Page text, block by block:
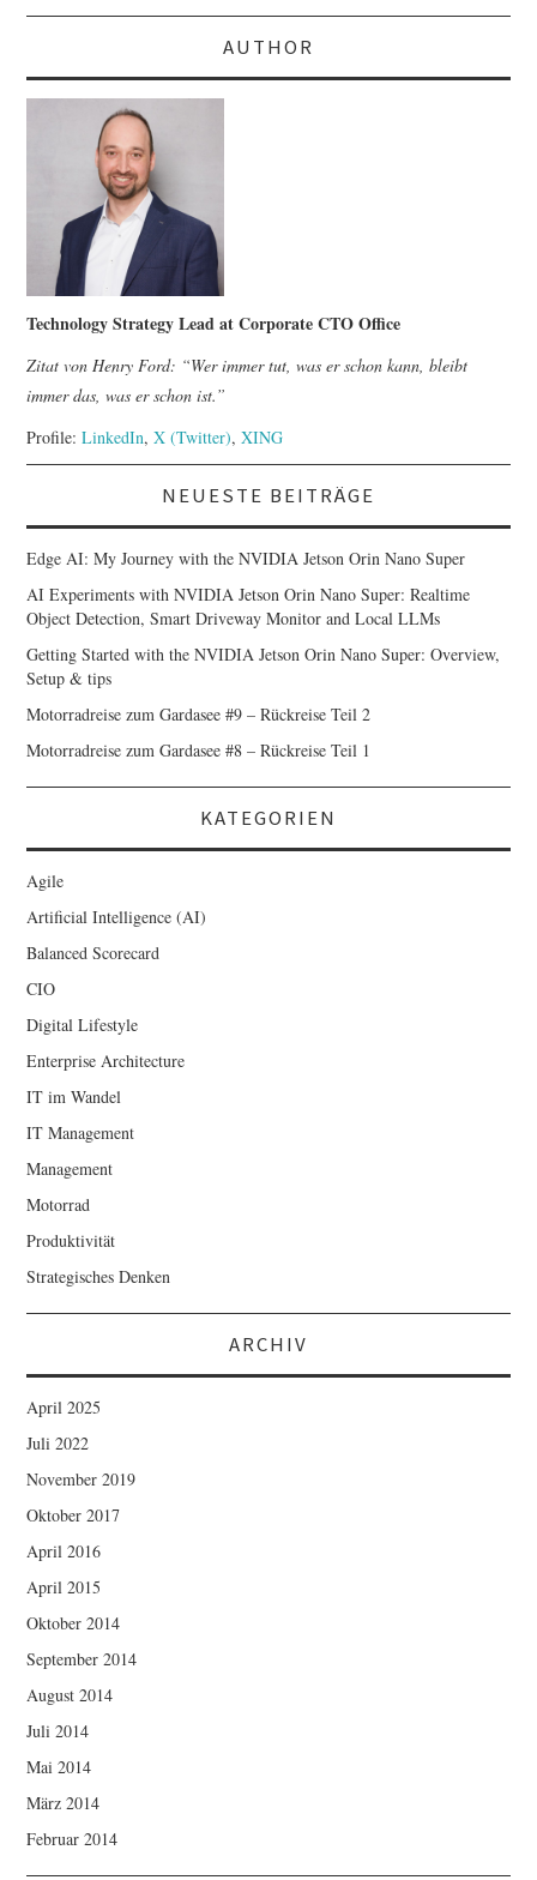
AUTHOR
Technology Strategy Lead at Corporate CTO Office
Zitat von Henry Ford: “Wer immer tut, was er schon kann, bleibt
immer das, was er schon ist.”
Profile:LinkedIn,X (Twitter),XING
NEUESTE BEITRÄGE
Edge AI: My Journey with the NVIDIA Jetson Orin Nano Super
AI Experiments with NVIDIA Jetson Orin Nano Super: Realtime
Object Detection, Smart Driveway Monitor and Local LLMs
Getting Started with the NVIDIA Jetson Orin Nano Super: Overview,
Setup & tips
Motorradreise zum Gardasee #9 – Rückreise Teil 2
Motorradreise zum Gardasee #8 – Rückreise Teil 1
KATEGORIEN
Agile
Artificial Intelligence (AI)
Balanced Scorecard
CIO
Digital Lifestyle
Enterprise Architecture
IT im Wandel
IT Management
Management
Motorrad
Produktivität
Strategisches Denken
ARCHIV
April 2025
Juli 2022
November 2019
Oktober 2017
April 2016
April 2015
Oktober 2014
September 2014
August 2014
Juli 2014
Mai 2014
März 2014
Februar 2014